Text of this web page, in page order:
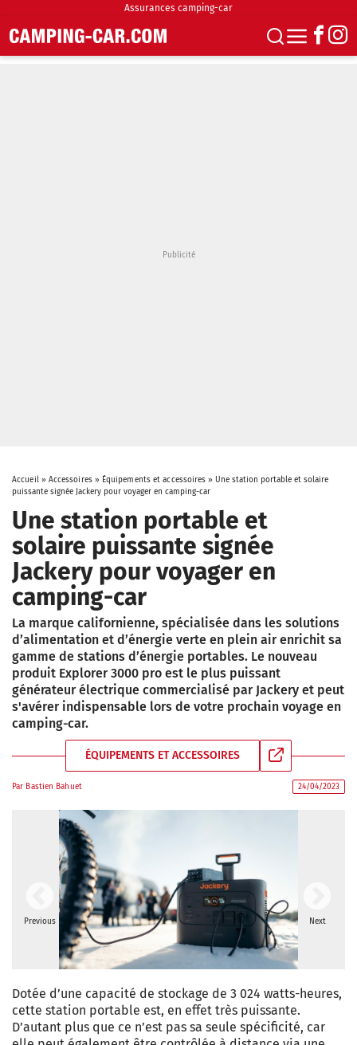
Assurances camping-car
Accueil» Accessoires» Équipements et accessoires » Une station portable et solaire
puissante signée Jackery pour voyager en camping-car
Une station portable et
solaire puissante signée
Jackery pour voyager en
camping-car
La marque californienne, spécialisée dans les solutions
d’alimentation et d’énergie verte en plein air enrichit sa
gamme de stations d’énergie portables. Le nouveau
produit Explorer 3000 pro est le plus puissant
générateur électrique commercialisé par Jackery et peut
s'avérer indispensable lors de votre prochain voyage en
camping-car.
ÉQUIPEMENTS ET ACCESSOIRES
Par Bastien Bahuet 24/04/2023
Previous Next
Dotée d’une capacité de stockage de 3 024 watts-heures,
cette station portable est, en effet très puissante.
D’autant plus que ce n’est pas sa seule spécificité, car